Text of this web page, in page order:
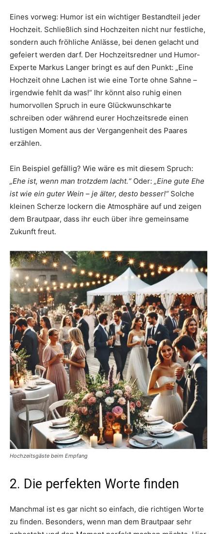
Eines vorweg: Humor ist ein wichtiger Bestandteil jeder
Hochzeit. Schließlich sind Hochzeiten nicht nur festliche,
sondern auch fröhliche Anlässe, bei denen gelacht und
gefeiert werden darf. Der Hochzeitsredner und Humor-
Experte Markus Langer bringt es auf den Punkt: „Eine
Hochzeit ohne Lachen ist wie eine Torte ohne Sahne –
irgendwie fehlt da was!“ Ihr könnt also ruhig einen
humorvollen Spruch in eure Glückwunschkarte
schreiben oder während eurer Hochzeitsrede einen
lustigen Moment aus der Vergangenheit des Paares
erzählen.
Ein Beispiel gefällig? Wie wäre es mit diesem Spruch:
„Ehe ist, wenn man trotzdem lacht.“Oder: „Eine gute Ehe
ist wie ein guter Wein – je älter, desto besser!“Solche
kleinen Scherze lockern die Atmosphäre auf und zeigen
dem Brautpaar, dass ihr euch über ihre gemeinsame
Zukunft freut.
Hochzeitsgäste beim Empfang
2. Die perfekten Worte finden
Manchmal ist es gar nicht so einfach, die richtigen Worte
zu finden. Besonders, wenn man dem Brautpaar sehr